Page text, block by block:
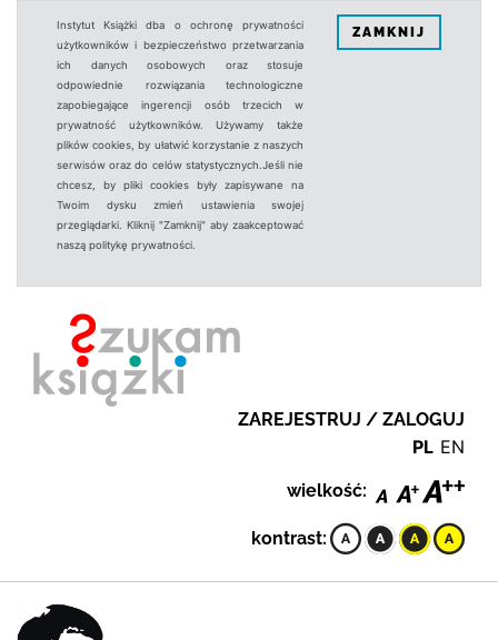
Instytut Książki dba o ochronę prywatności
użytkowników i bezpieczeństwo przetwarzania
ich danych osobowych oraz stosuje
odpowiednie rozwiązania technologiczne
zapobiegające ingerencji osób trzecich w
prywatność użytkowników. Używamy także
plików cookies, by ułatwić korzystanie z naszych
serwisów oraz do celów statystycznych.Jeśli nie
chcesz, by pliki cookies były zapisywane na
Twoim dysku zmień ustawienia swojej
przeglądarki. Kliknij "Zamknij" aby zaakceptować
naszą politykę prywatności.
ZAMKNIJ
ZAREJESTRUJ / ZALOGUJ
PL EN
wielkość:
kontrast: